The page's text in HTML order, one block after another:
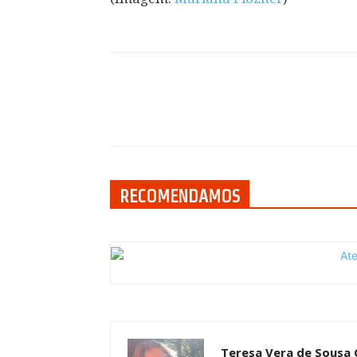
RECOMENDAMOS
Teresa Vera de Sousa